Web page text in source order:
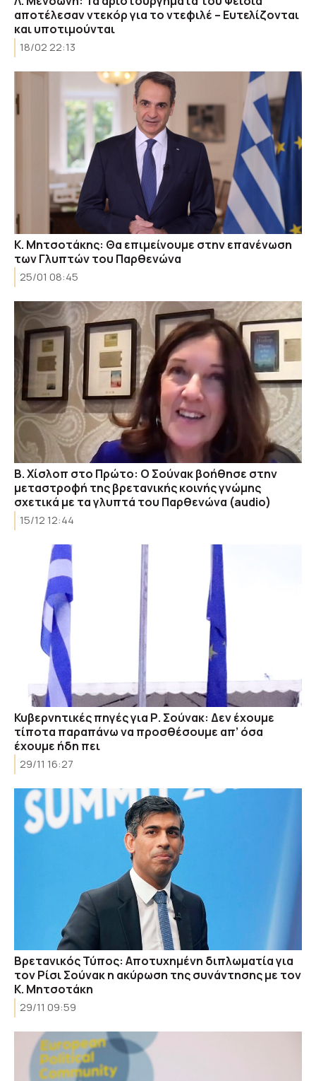
αποτέλεσαν ντεκόρ για το ντεφιλέ – Ευτελίζονται
και υποτιμούνται
18/02 22:13
Κ. Μητσοτάκης: Θα επιμείνουμε στην επανένωση
των Γλυπτών του Παρθενώνα
25/01 08:45
Β. Χίσλοπ στο Πρώτο: Ο Σούνακ βοήθησε στην
μεταστροφή της βρετανικής κοινής γνώμης
σχετικά με τα γλυπτά του Παρθενώνα (audio)
15/12 12:44
Κυβερνητικές πηγές για Ρ. Σούνακ: Δεν έχουμε
τίποτα παραπάνω να προσθέσουμε απ’ όσα
έχουμε ήδη πει
29/11 16:27
Βρετανικός Τύπος: Αποτυχημένη διπλωματία για
τον Ρίσι Σούνακ η ακύρωση της συνάντησης με τον
Κ. Μητσοτάκη
29/11 09:59